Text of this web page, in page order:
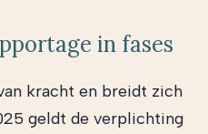
in fases
kracht en breidt zich
geldt de verplichting